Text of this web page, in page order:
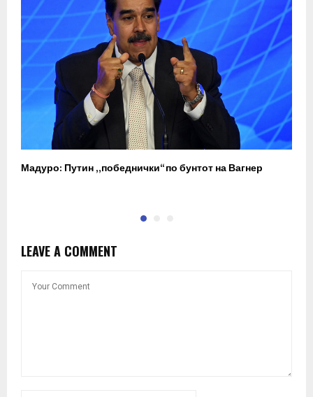
Мадуро: Путин „победнички“ по бунтот на Вагнер
LEAVE A COMMENT